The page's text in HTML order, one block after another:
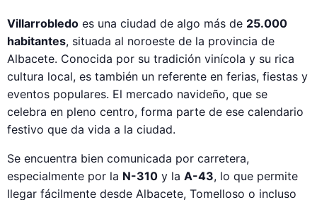
Villarrobledo es una ciudad de algo más de 25.000
habitantes, situada al noroeste de la provincia de
Albacete. Conocida por su tradición vinícola y su rica
cultura local, es también un referente en ferias, fiestas y
eventos populares. El mercado navideño, que se
celebra en pleno centro, forma parte de ese calendario
festivo que da vida a la ciudad.
Se encuentra bien comunicada por carretera,
especialmente por la N-310 y la A-43, lo que permite
llegar fácilmente desde Albacete, Tomelloso o incluso